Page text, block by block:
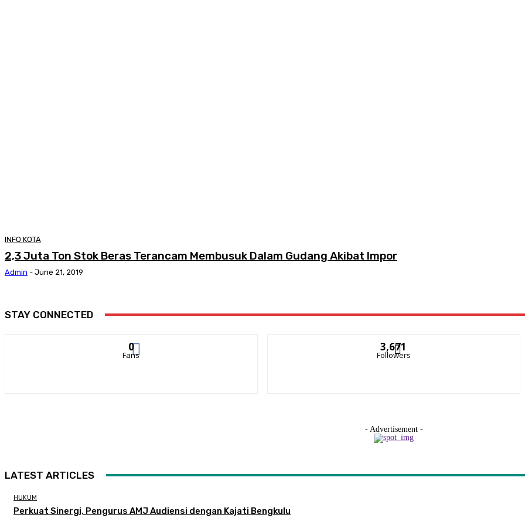
INFO KOTA
2,3 Juta Ton Stok Beras Terancam Membusuk Dalam Gudang Akibat Impor
Admin - June 21, 2019
STAY CONNECTED
0
Fans
3,671
Followers
- Advertisement -
LATEST ARTICLES
HUKUM
Perkuat Sinergi, Pengurus AMJ Audiensi dengan Kajati Bengkulu